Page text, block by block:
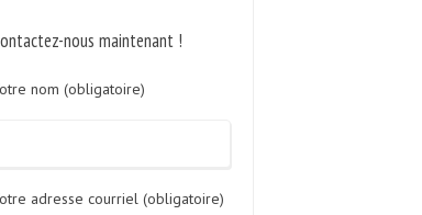
nous maintenant !
nom (obligatoire)
adresse courriel (obligatoire)